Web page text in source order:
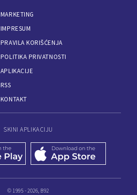
MARKETING
IMPRESUM
PRAVILA KORIŠĆENJA
POLITIKA PRIVATNOSTI
APLIKACIJE
RSS
KONTAKT
SKINI APLIKACIJU
© 1995 - 2026, B92